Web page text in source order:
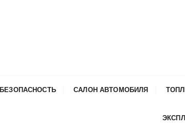
БЕЗОПАСНОСТЬ САЛОН АВТОМОБИЛЯ